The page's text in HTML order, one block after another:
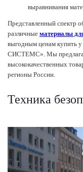
выравнивания
Представленный спектр
различные материалы
выгодным ценам купить
СИСТЕМС». Мы
высококачественных
регионы России.
Техника